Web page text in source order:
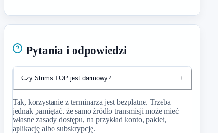
Pytania i odpowiedzi
Czy Strims TOP jest darmowy? +
Tak, korzystanie z terminarza jest bezpłatne. Trzeba
jednak pamiętać, że samo źródło transmisji może mieć
własne zasady dostępu, na przykład konto, pakiet,
aplikację albo subskrypcję.